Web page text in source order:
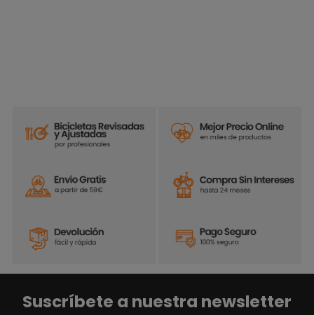
Suscríbete a nuestra newsletter